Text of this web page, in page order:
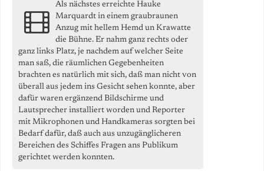
Als nächstes erreichte Hauke
Marquardt in einem graubraunen
Anzug mit hellem Hemd un Krawatte
die Bühne. Er nahm ganz rechts oder
ganz links Platz, je nachdem auf welcher Seite
man saß, die räumlichen Gegebenheiten
brachten es natürlich mit sich, daß man nicht von
überall aus jedem ins Gesicht sehen konnte, aber
dafür waren ergänzend Bildschirme und
Lautsprecher installiert worden und Reporter
mit Mikrophonen und Handkameras sorgten bei
Bedarf dafür, daß auch aus unzugänglicheren
Bereichen des Schiffes Fragen ans Publikum
gerichtet werden konnten.